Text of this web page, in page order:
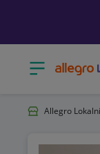
Otwórz menu
Allegro